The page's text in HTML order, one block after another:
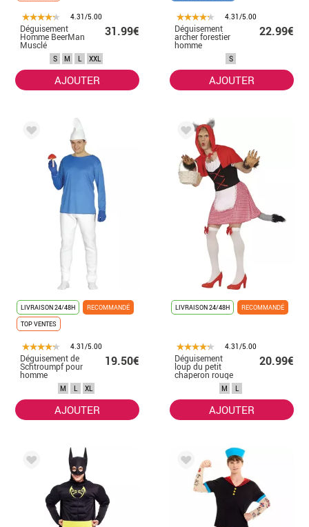
4.31/5.00
Déguisement
Homme BeerMan
Musclé
31.99€
S M L XXL
AJOUTER
4.31/5.00
Déguisement
archer forestier
homme
22.99€
S
AJOUTER
LIVRAISON 24/48H
RECOMMANDÉ
TOP VENTES
4.31/5.00
Déguisement de
Schtroumpf pour
homme
19.50€
M L XL
AJOUTER
LIVRAISON 24/48H RECOMMANDÉ
4.31/5.00
Déguisement
loup du petit
chaperon rouge
homme
20.99€
M L
AJOUTER